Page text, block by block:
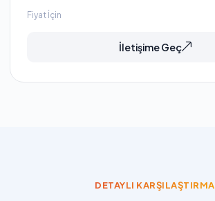
Fiyat İçin
İletişime Geç
DETAYLI KARŞILAŞTIRMA